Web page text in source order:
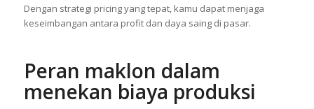
Dengan strategi pricing yang tepat, kamu dapat menjaga
keseimbangan antara profit dan daya saing di pasar.
Peran maklon dalam
menekan biaya produksi